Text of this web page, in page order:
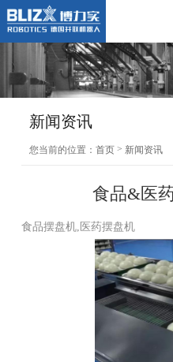
新闻资讯
您当前的位置：首页 > 新闻资讯
食品&医
食品摆盘机,医药摆盘机